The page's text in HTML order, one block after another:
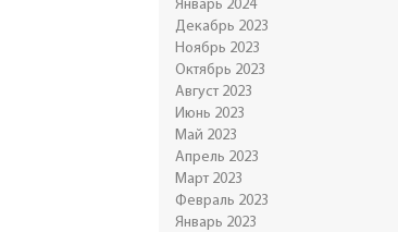
Январь 2024
Декабрь 2023
Ноябрь 2023
Октябрь 2023
Август 2023
Июнь 2023
Май 2023
Апрель 2023
Март 2023
Февраль 2023
Январь 2023